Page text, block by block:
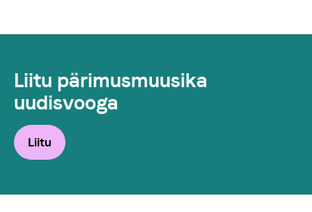
Liitu pärimusmuusika
uudisvooga
Liitu